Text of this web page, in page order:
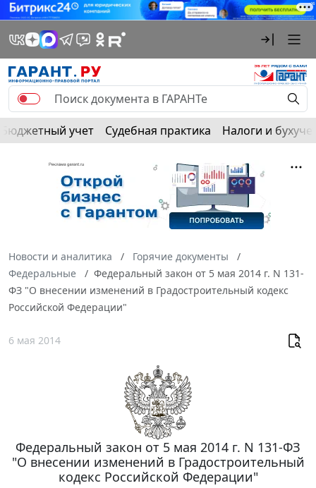
Бюджетный учет Судебная практика Налоги и
Новости и аналитика
Горячие документы
Федеральные
Федеральный закон от 5 мая 2014 г. N 131-
ФЗ "О внесении изменений в Градостроительный кодекс
Российской Федерации"
6 мая 2014
Федеральный закон от 5 мая 2014 г. N 131-ФЗ
"О внесении изменений в Градостроительный
кодекс Российской Федерации"